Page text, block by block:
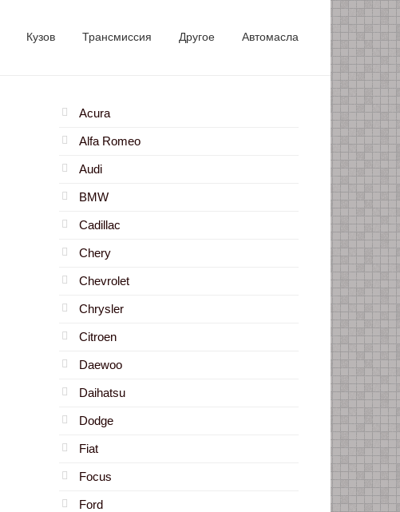
Кузов Трансмиссия Другое Автомасла
Acura
Alfa Romeo
Audi
BMW
Cadillac
Chery
Chevrolet
Chrysler
Citroen
Daewoo
Daihatsu
Dodge
Fiat
Focus
Ford